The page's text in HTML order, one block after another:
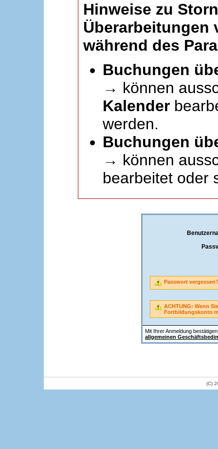
Hinweise zu
Überarbeitungen
während des
Buchungen
→ können
Kalender
werden.
Buchungen
→ können
bearbeitet oder
Mit Ihrer Anmeldung
allgemeinen
Passwort
ACHTUNG: Wenn
Fortbildungskonto
(C)